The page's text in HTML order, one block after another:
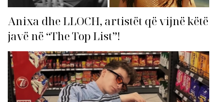
Anixa dhe LLOCH, artistët që vijnë këtë
javë në “The Top List”!